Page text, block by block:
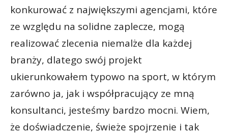
konkurować z największymi agencjami, które
ze względu na solidne zaplecze, mogą
realizować zlecenia niemalże dla każdej
branży, dlatego swój projekt
ukierunkowałem typowo na sport, w którym
zarówno ja, jak i współpracujący ze mną
konsultanci, jesteśmy bardzo mocni. Wiem,
że doświadczenie, świeże spojrzenie i tak